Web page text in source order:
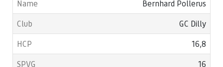
Bernhard Pollerus
GC Dilly
16,8
16